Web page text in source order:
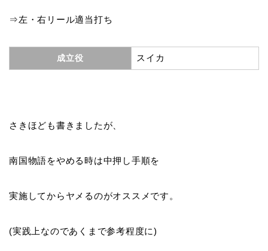
⇒左・右リール適当打ち
成立役 スイカ
さきほども書きましたが、
南国物語をやめる時は中押し手順を
実施してからヤメるのがオススメです。
(実践上なのであくまで参考程度に)